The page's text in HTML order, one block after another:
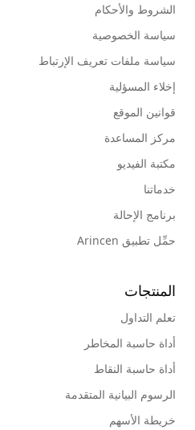
الشروط والأحكام
سياسة الخصوصية
سياسة ملفات تعريف الإرتباط
إخلاء المسؤلية
قوانين الموقع
مركز المساعدة
مكتبة الفيديو
خدماتنا
برنامج الإحالة
حمِّل تطبيق Arincen
المنتجات
تعلم التداول
أداة حاسبة المخاطر
أداة حاسبة النقاط
الرسوم البيانية المتقدمة
خريطة الأسهم